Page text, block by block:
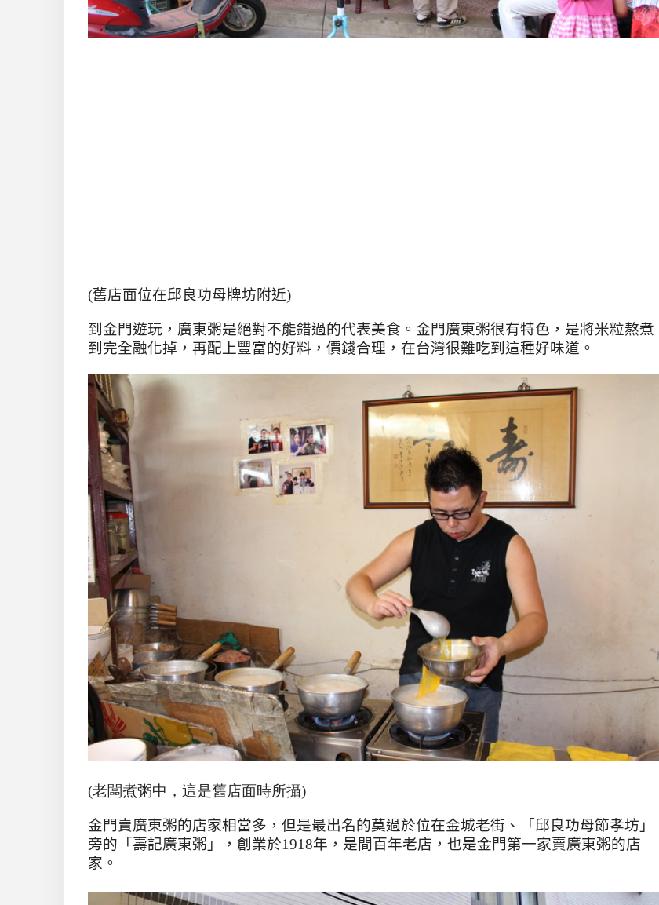
(舊店面位在邱良功母牌坊附近)
到金門遊玩，廣東粥是絕對不能錯過的代表美食。 金門廣東粥很有特色，是將米粒熬煮
到完全融化掉，再配上豐富的好料，價錢合理，在台灣很難吃到這種好味道。
(老闆煮粥中，這是舊店面時所攝)
金門賣廣東粥的店家相當多，但是最出名的莫過於位在金城老街、「邱良功母節孝坊」
旁的「壽記廣東粥」，創業於1918年，是間百年老店，也是金門第一家賣廣東粥的店
家。